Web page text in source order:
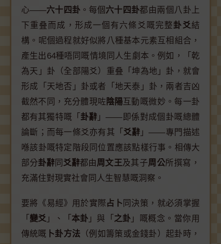
心——六十四卦 。每個 六十四卦都由兩個八卦上
下重叠而成，形成一個有六條爻嘅完整卦爻結
構。呢個過程就好似將八種基本元素互相組合，
產生出64種唔同嘅情境同人生劇本。例如，「乾
為天」卦（全部陽爻）重叠「坤為地」卦，就會
形成「天地否」卦或者「地天泰」卦，兩者吉凶
截然不同，充分體現咗 陰陽互動嘅微妙。每一卦
都有其獨特嘅「 卦辭 」——即係對成個卦嘅總體
論斷；而每一條爻亦有其「 爻辭 」——專門描述
喺該卦嘅特定階段同位置應該點樣行事。相傳大
部分卦辭 同 爻辭都由周文王及其子周公所撰寫，
充滿住對現實社會同人生智慧嘅洞察。
要將《易經》用於實際占卜 同決策，就必須掌握
「 變爻 」、「 本卦 」與「 之卦 」嘅概念。當你用
傳統嘅 卜卦方法 （例如籌策或金錢卦）起卦時，